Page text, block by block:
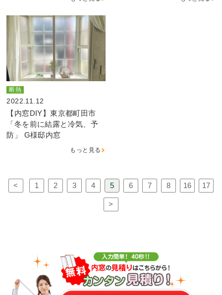
断熱
2022.11.12
【内窓DIY】東京都町田市
「冬を前に結露と冷気、予
防」 G様邸内窓
もっと見る
< 1 2 3 4 5 6 7 8 16 17
>